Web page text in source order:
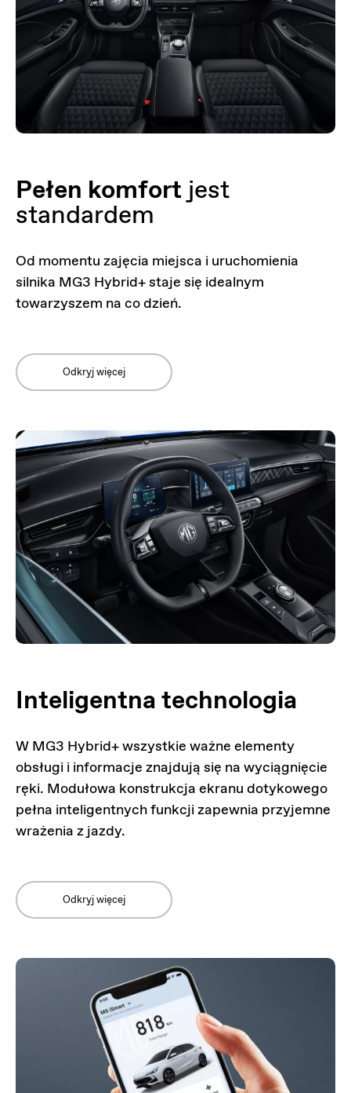
Pełen komfort jest
standardem
Od momentu zajęcia miejsca i uruchomienia
silnika MG3 Hybrid+ staje się idealnym
towarzyszem na co dzień.
Odkryj więcej
Inteligentna technologia
W MG3 Hybrid+ wszystkie ważne elementy
obsługi i informacje znajdują się na wyciągnięcie
ręki. Modułowa konstrukcja ekranu dotykowego
pełna inteligentnych funkcji zapewnia przyjemne
wrażenia z jazdy.
Odkryj więcej